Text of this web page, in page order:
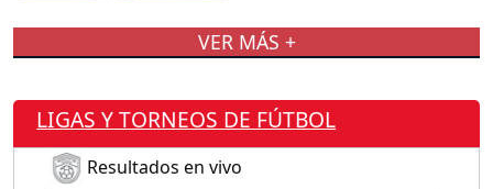
VER MÁS +
LIGAS Y TORNEOS DE FÚTBOL
Resultados en vivo